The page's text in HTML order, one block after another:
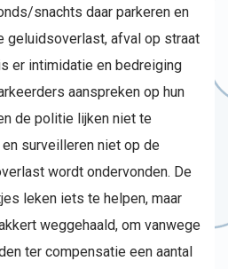
snachts daar parkeren en
geluidsoverlast, afval op straat
er intimidatie en bedreiging
aanspreken op hun
de politie lijken niet te
surveilleren niet op de
wordt ondervonden. De
leken iets te helpen, maar
weggehaald, om vanwege
ter compensatie een aantal